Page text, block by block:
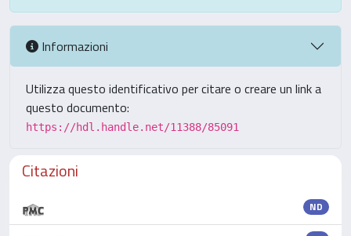
Informazioni
Utilizza questo identificativo per citare o creare un link a
questo documento:
https://hdl.handle.net/11388/85091
Citazioni
ND